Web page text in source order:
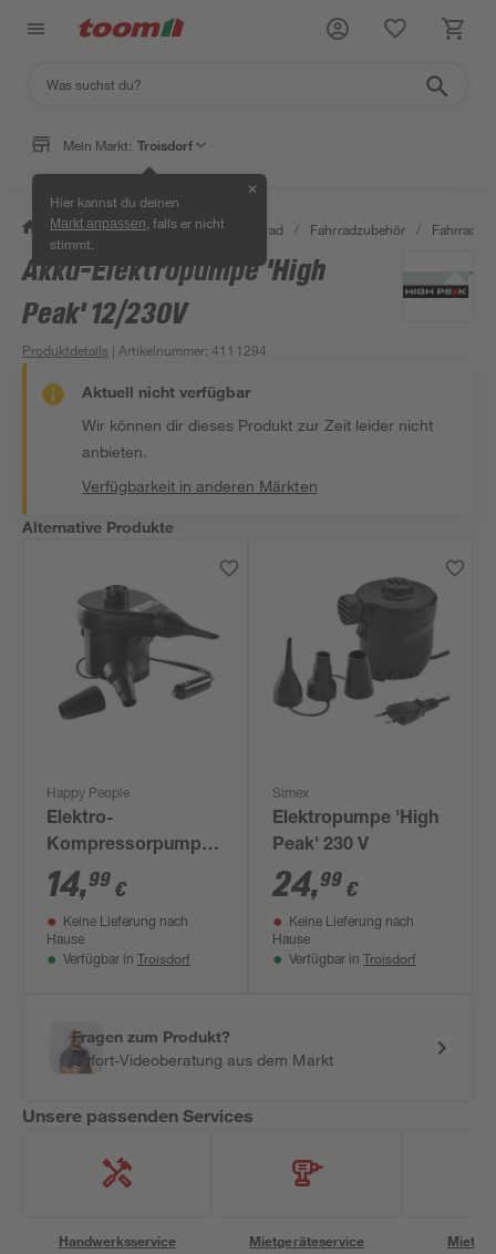
Mein Markt: Troisdorf
Hier kannst du deinen
Markt anpassen , falls er nicht
stimmt.
✕
/ Garten & Freizeit / Auto & Fahrrad / Fahrradzubehör /
Akku-Elektropumpe 'High
Peak' 12/230V
Produktdetails | Artikelnummer:4111294
Aktuell nicht verfügbar
Wir können dir dieses Produkt zur Zeit leider nicht
anbieten.
Verfügbarkeit in anderen Märkten
Alternative Produkte
Happy People
Elektro-
Kompressorpumpe
12 V, verschiedene
Adapter
14,99 €
Keine Lieferung nach
Hause
Verfügbar in Troisdorf
Simex
Elektropumpe 'High
Peak' 230 V
24,99 €
Keine Lieferung nach
Hause
Verfügbar in Troisdorf
Fragen zum Produkt?
Sofort-Videoberatung aus dem Markt
Unsere passenden Services
Handwerksservice Mietgeräteservice